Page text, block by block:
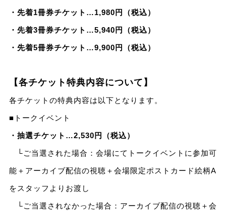
・先着1冊券チケット…1,980円（税込）
・先着3冊券チケット…5,940円（税込）
・先着5冊券チケット…9,900円（税込）
【各チケット特典内容について】
各チケットの特典内容は以下となります。
■トークイベント
・抽選チケット…2,530円（税込）
└ご当選された場合：会場にてトークイベントに参加可
能＋アーカイブ配信の視聴＋会場限定ポストカード絵柄A
をスタッフよりお渡し
└ご当選されなかった場合：アーカイブ配信の視聴＋会